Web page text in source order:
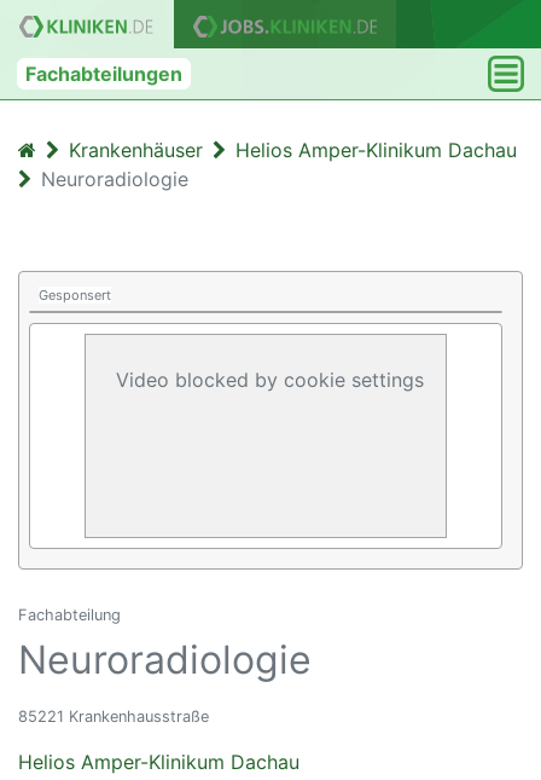
Fachabteilungen
Krankenhäuser
Helios Amper-Klinikum Dachau
Neuroradiologie
Gesponsert
Video blocked by cookie settings
Fachabteilung
Neuroradiologie
85221 Krankenhausstraße
Helios Amper-Klinikum Dachau